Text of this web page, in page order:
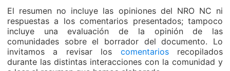
El resumen no incluye las opiniones del NRO NC ni
respuestas a los comentarios presentados; tampoco
incluye una evaluación de la opinión de las
comunidades sobre el borrador del documento. Lo
invitamos a revisar los comentariosrecopilados
durante las distintas interacciones con la comunidad y